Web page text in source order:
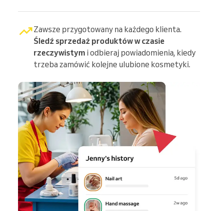
Zawsze przygotowany na każdego klienta.
Śledź sprzedaż produktów w czasie
rzeczywistym i odbieraj powiadomienia, kiedy
trzeba zamówić kolejne ulubione kosmetyki.